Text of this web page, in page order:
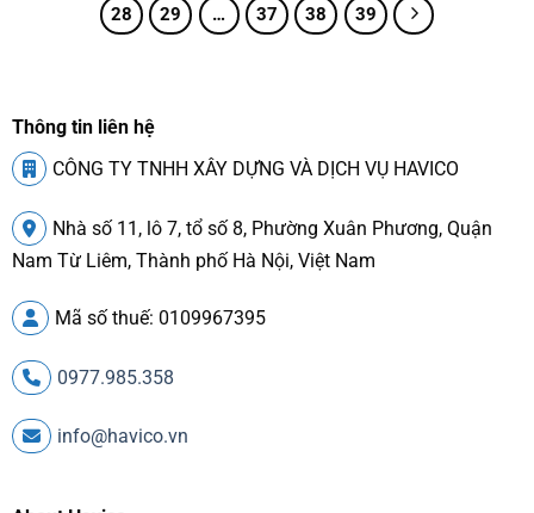
28
29 … 37 38 39
Thông tin liên hệ
CÔNG TY TNHH XÂY DỰNG VÀ DỊCH VỤ HAVICO
Nhà số 11, lô 7, tổ số 8, Phường Xuân Phương, Quận
Nam Từ Liêm, Thành phố Hà Nội, Việt Nam
Mã số thuế: 0109967395
0977.985.358
info@havico.vn